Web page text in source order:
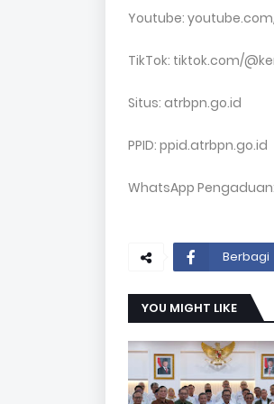
Youtube:
TikTok: tiktok.com/
Situs: atrbpn.go.id
PPID: ppid.atrbpn.go.id
WhatsApp
Berbagi
YOU MIGHT LIKE